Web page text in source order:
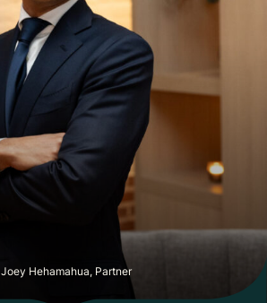
Joey Hehamahua, Partner